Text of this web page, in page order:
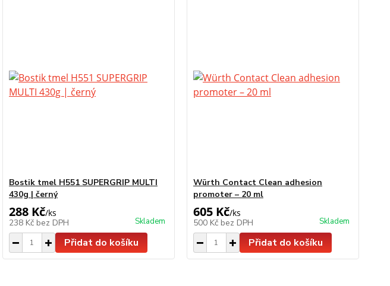
Bostik tmel H551 SUPERGRIP MULTI
430g | černý
288 Kč/ks
238 Kč bez DPH Skladem
Přidat do košíku
Würth Contact Clean adhesion
promoter – 20 ml
605 Kč/ks
500 Kč bez DPH Skladem
Přidat do košíku